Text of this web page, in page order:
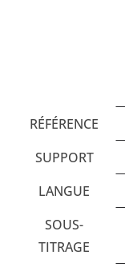
RÉFÉRENCE
SUPPORT
LANGUE
SOUS-
TITRAGE